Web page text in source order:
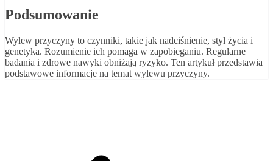
Podsumowanie
Wylew przyczyny to czynniki, takie jak nadciśnienie, styl życia i
genetyka. Rozumienie ich pomaga w zapobieganiu. Regularne
badania i zdrowe nawyki obniżają ryzyko. Ten artykuł przedstawia
podstawowe informacje na temat wylewu przyczyny.